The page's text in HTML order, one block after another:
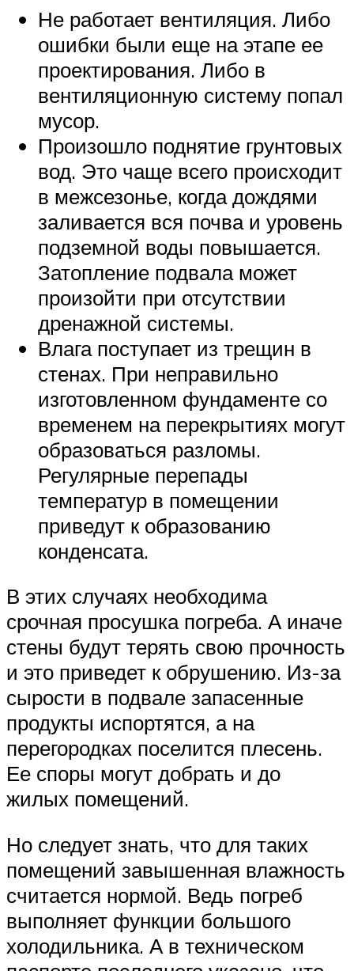
Не работает вентиляция. Либо
ошибки были еще на этапе ее
проектирования. Либо в
вентиляционную систему попал
мусор.
Произошло поднятие грунтовых
вод. Это чаще всего происходит
в межсезонье, когда дождями
заливается вся почва и уровень
подземной воды повышается.
Затопление подвала может
произойти при отсутствии
дренажной системы.
Влага поступает из трещин в
стенах. При неправильно
изготовленном фундаменте со
временем на перекрытиях могут
образоваться разломы.
Регулярные перепады
температур в помещении
приведут к образованию
конденсата.
В этих случаях необходима
срочная просушка погреба. А иначе
стены будут терять свою прочность
и это приведет к обрушению. Из-за
сырости в подвале запасенные
продукты испортятся, а на
перегородках поселится плесень.
Ее споры могут добрать и до
жилых помещений.
Но следует знать, что для таких
помещений завышенная влажность
считается нормой. Ведь погреб
выполняет функции большого
холодильника. А в техническом